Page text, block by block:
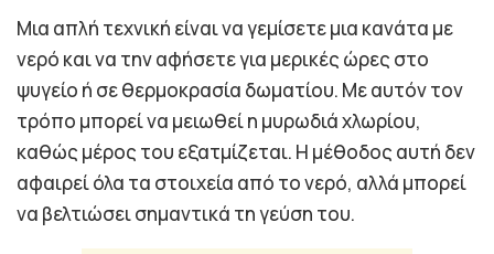
Μια απλή τεχνική είναι να γεμίσετε μια κανάτα με
νερό και να την αφήσετε για μερικές ώρες στο
ψυγείο ή σε θερμοκρασία δωματίου. Με αυτόν τον
τρόπο μπορεί να μειωθεί η μυρωδιά χλωρίου,
καθώς μέρος του εξατμίζεται. Η μέθοδος αυτή δεν
αφαιρεί όλα τα στοιχεία από το νερό, αλλά μπορεί
να βελτιώσει σημαντικά τη γεύση του.